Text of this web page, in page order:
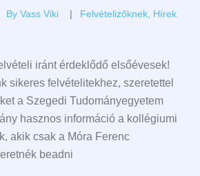
By Vass Viki Felvételizőknek Hírek
iránt érdeklődő elsőévesek!
sikeres felvételitekhez, szeretettel
a Szegedi Tudományegyetem
hasznos információ a kollégiumi
akik csak a Móra Ferenc
beadni